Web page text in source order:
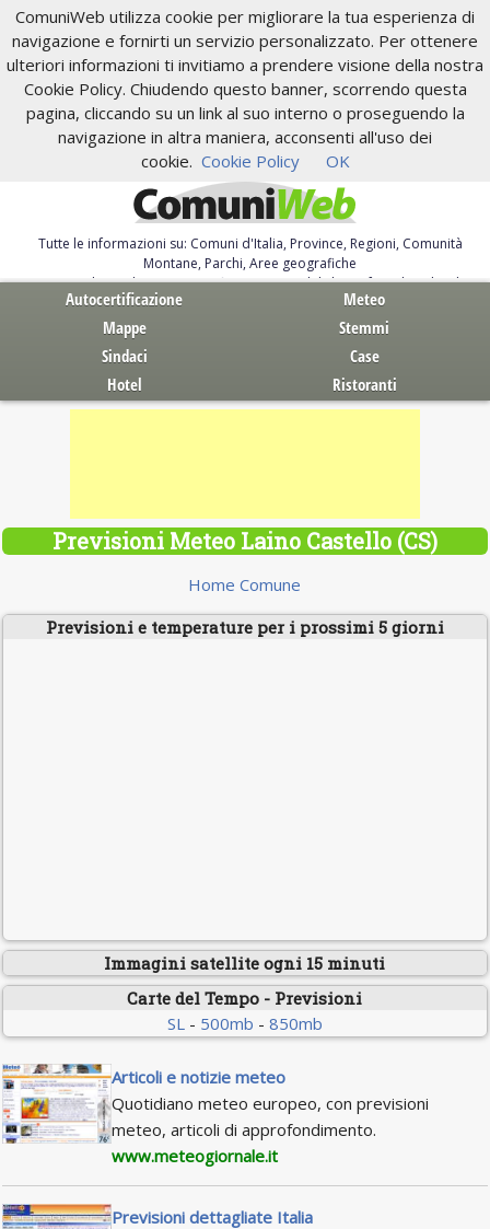
ComuniWeb utilizza cookie per migliorare la tua esperienza di
navigazione e fornirti un servizio personalizzato. Per ottenere
ulteriori informazioni ti invitiamo a prendere visione della nostra
Cookie Policy. Chiudendo questo banner, scorrendo questa
pagina, cliccando su un link al suo interno o proseguendo la
navigazione in altra maniera, acconsenti all'uso dei
cookie. Cookie Policy OK
Tutte le informazioni su: Comuni d'Italia, Province, Regioni, Comunità
Montane, Parchi, Aree geografiche
Servizi al Cittadino. Autocertificazione, moduli, leggi, free download
Autocertificazione
Meteo
Mappe
Stemmi
Sindaci
Case
Hotel
Ristoranti
Previsioni Meteo Laino Castello (CS)
Home Comune
Previsioni e temperature per i prossimi 5 giorni
Immagini satellite ogni 15 minuti
Carte del Tempo - Previsioni
SL- 500mb - 850mb
Articoli e notizie meteo
Quotidiano meteo europeo, con previsioni
meteo, articoli di approfondimento.
www.meteogiornale.it
Previsioni dettagliate Italia